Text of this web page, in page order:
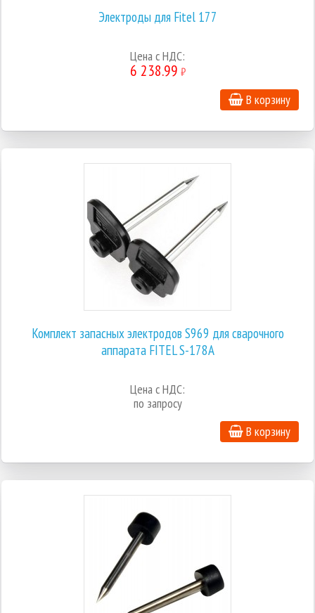
Электроды для Fitel 177
Цена с НДС:
6 238.99 ₽
В корзину
Комплект запасных электродов S969 для сварочного
аппарата FITEL S-178A
Цена с НДС:
по запросу
В корзину